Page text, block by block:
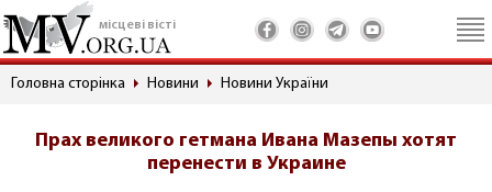
місцеві вісті
Головна сторінка Новини Новини України
Прах великого гетмана Ивана Мазепы хотят
перенести в Украине